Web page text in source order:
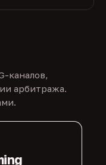
каналов,
арбитража.